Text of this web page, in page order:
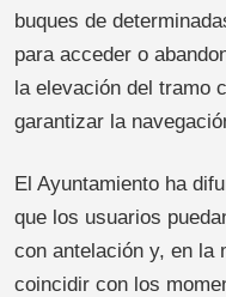
buques de
para acceder o
la elevación del tramo
garantizar la
El Ayuntamiento ha
que los usuarios
con antelación y, en la
coincidir con los